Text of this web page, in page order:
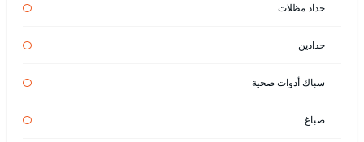
حداد مظلات
حدادين
سباك أدوات صحية
صباغ